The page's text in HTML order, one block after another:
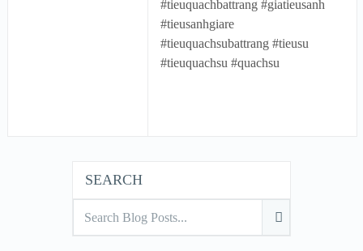
#tieuquachbattrang #giatieusanh
#tieusanhgiare
#tieuquachsubattrang #tieusu
#tieuquachsu #quachsu
SEARCH